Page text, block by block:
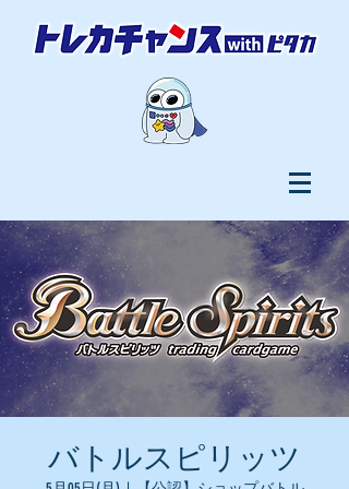
バトルスピリッツ